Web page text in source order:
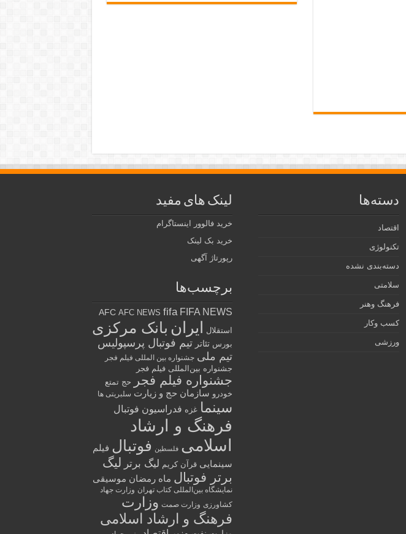
دسته‌ها
اقتصاد
تکنولوژی
دسته‌بندی نشده
سلامتی
فرهنگ وهنر
کسب وکار
ورزشی
لینک های مفید
خرید فالوور اینستاگرام
خرید بک لینک
رپورتاژ آگهی
برچسب‌ها
AFC AFC NEWS fifa FIFA NEWS
استقلال ایران بانک مرکزی
بورس تئاتر تیم فوتبال پرسپولیس
تیم ملی جشنواره بین المللی فیلم فجر
جشنواره بین‌المللی فیلم فجر
جشنواره فیلم فجر
حج تمتع
خودرو سازمان حج و زیارت سلبریتی ها
سینما غزه فدراسیون فوتبال
فرهنگ و ارشاد
اسلامی فلسطین فوتبال فیلم
سینمایی قرآن کریم لیگ برتر لیگ
برتر فوتبال ماه رمضان موسیقی
نمایشگاه بین‌المللی کتاب تهران وزارت جهاد
کشاورزی وزارت صمت وزارت
فرهنگ و ارشاد اسلامی